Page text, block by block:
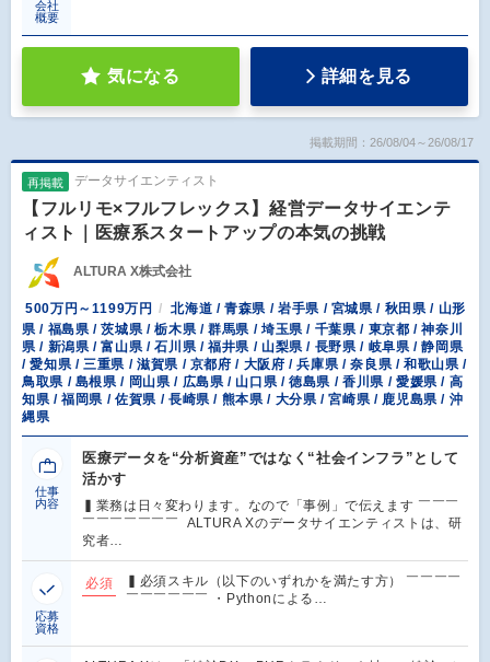
会社
概要
気になる 詳細を見る
掲載期間：26/08/04～26/08/17
再掲載 データサイエンティスト
【フルリモ×フルフレックス】経営データサイエンテ
ィスト｜医療系スタートアップの本気の挑戦
ALTURA X株式会社
500万円～1199万円
北海道 / 青森県 / 岩手県 / 宮城県 / 秋田県 / 山形
県 / 福島県 / 茨城県 / 栃木県 / 群馬県 / 埼玉県 / 千葉県 / 東京都 / 神奈川
県 / 新潟県 / 富山県 / 石川県 / 福井県 / 山梨県 / 長野県 / 岐阜県 / 静岡県
/ 愛知県 / 三重県 / 滋賀県 / 京都府 / 大阪府 / 兵庫県 / 奈良県 / 和歌山県 /
鳥取県 / 島根県 / 岡山県 / 広島県 / 山口県 / 徳島県 / 香川県 / 愛媛県 / 高
知県 / 福岡県 / 佐賀県 / 長崎県 / 熊本県 / 大分県 / 宮崎県 / 鹿児島県 / 沖
縄県
仕事
内容
医療データを“分析資産”ではなく“社会インフラ”として
活かす
▍業務は日々変わります。なので「事例」で伝えます ￣￣￣
￣￣￣￣￣￣￣ ALTURA Xのデータサイエンティストは、研
究者…
応募
資格
必須
▍必須スキル（以下のいずれかを満たす方） ￣￣￣￣
￣￣￣￣￣￣ ・Pythonによる…